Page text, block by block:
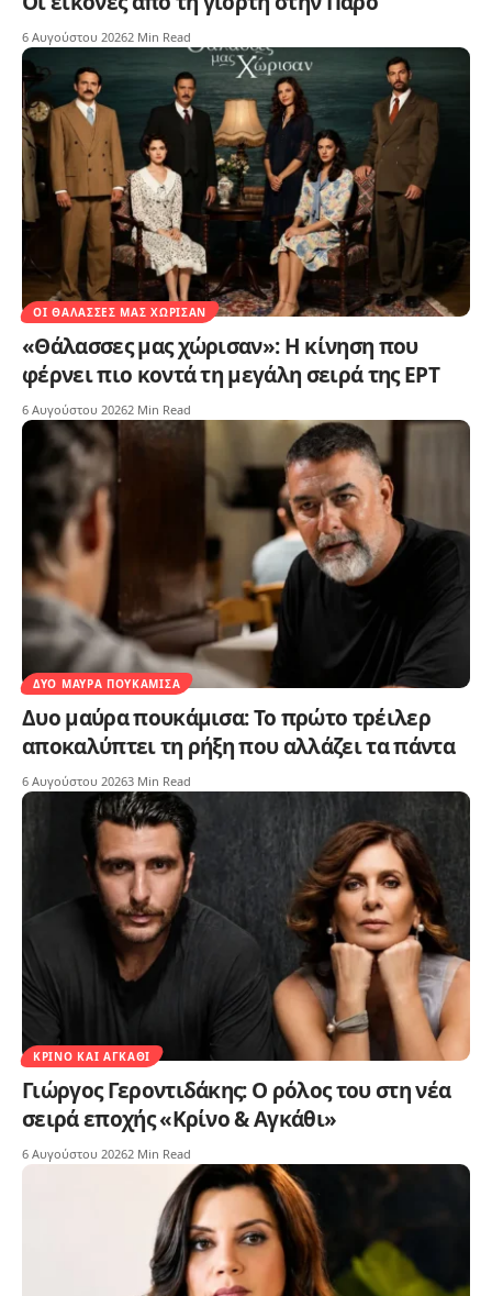
6 Αυγούστου 20262 Min Read
ΟΙ ΘΆΛΑΣΣΕΣ ΜΑΣ ΧΏΡΙΣΑΝ
«Θάλασσες μας χώρισαν»: Η κίνηση που
φέρνει πιο κοντά τη μεγάλη σειρά της ΕΡΤ
6 Αυγούστου 20262 Min Read
ΔΥΟ ΜΑΎΡΑ ΠΟΥΚΆΜΙΣΑ
Δυο μαύρα πουκάμισα: Το πρώτο τρέιλερ
αποκαλύπτει τη ρήξη που αλλάζει τα πάντα
6 Αυγούστου 20263 Min Read
ΚΡΊΝΟ ΚΑΙ ΑΓΚΆΘΙ
Γιώργος Γεροντιδάκης: Ο ρόλος του στη νέα
σειρά εποχής «Κρίνο & Αγκάθι»
6 Αυγούστου 20262 Min Read